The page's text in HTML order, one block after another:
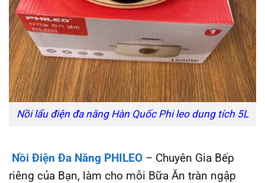
Nồi lẩu điện đa năng Hàn Quốc Phi leo dung tích 5L
Nồi Điện Đa Năng PHILEO – Chuyên Gia Bếp
riêng của Bạn, làm cho mỗi Bữa Ăn tràn ngập